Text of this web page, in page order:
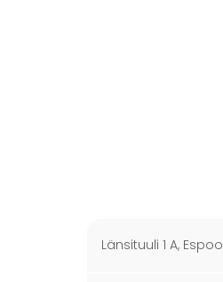
Länsituuli 1 A, Espoo